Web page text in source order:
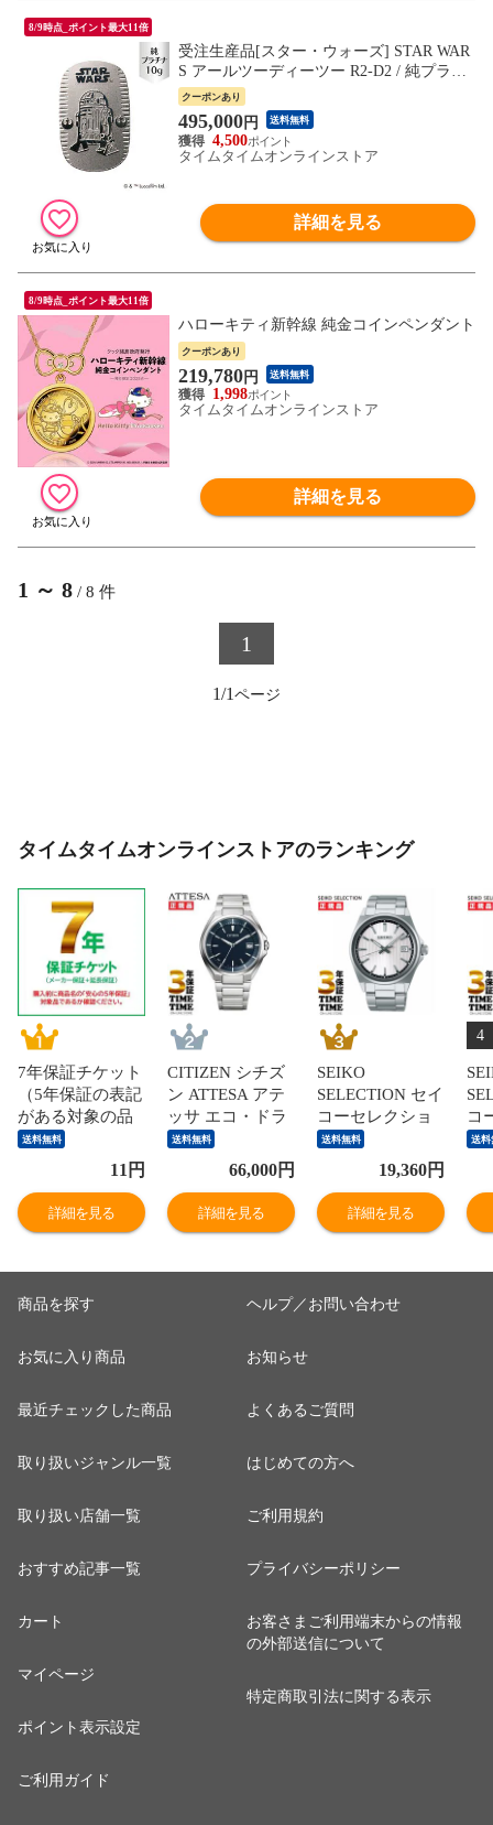
8/9時点_ポイント最大11倍
受注生産品[スター・ウォーズ] STAR WAR
S アールツーディーツー R2-D2 / 純プラチ
ナ10g(約40×25mm)小判 RKBDS320 ナガホ
リ
クーポンあり
495,000円 送料無料
4,500
タイムタイムオンラインストア
詳細を見る
8/9時点_ポイント最大11倍
ハローキティ新幹線 純金コインペンダント
クーポンあり
219,780円 送料無料
1,998
タイムタイムオンラインストア
詳細を見る
1 ～ 8 / 8 件
1
1/1
タイムタイムオンラインストアのランキング
7年保証チケット
（5年保証の表記
がある対象の品
のみ有効）
送料無料
11 円
詳細を見る
CITIZEN シチズ
ン ATTESA アテ
ッサ エコ・ドラ
イブ電波 メンズ
ネイビー
CB3010-57L 【安
心の5年保証】
送料無料
66,000円
詳細を見る
SEIKO
SELECTION セイ
コーセレクショ
ン Sシリーズ ホ
ワイト シルバー
SBTH001 【安心
の5年保証】
送料無料
19,360円
詳細を見る
4
コ
ン
の
送料
商品を探す
お気に入り商品
最近チェックした商品
取り扱いジャンル一覧
取り扱い店舗一覧
おすすめ記事一覧
カート
マイページ
ポイント表示設定
ご利用ガイド
ヘルプ／お問い合わせ
お知らせ
よくあるご質問
はじめての方へ
ご利用規約
プライバシーポリシー
お客さまご利用端末からの情報
の外部送信について
特定商取引法に関する表示